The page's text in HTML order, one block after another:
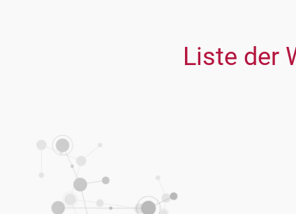
Liste der